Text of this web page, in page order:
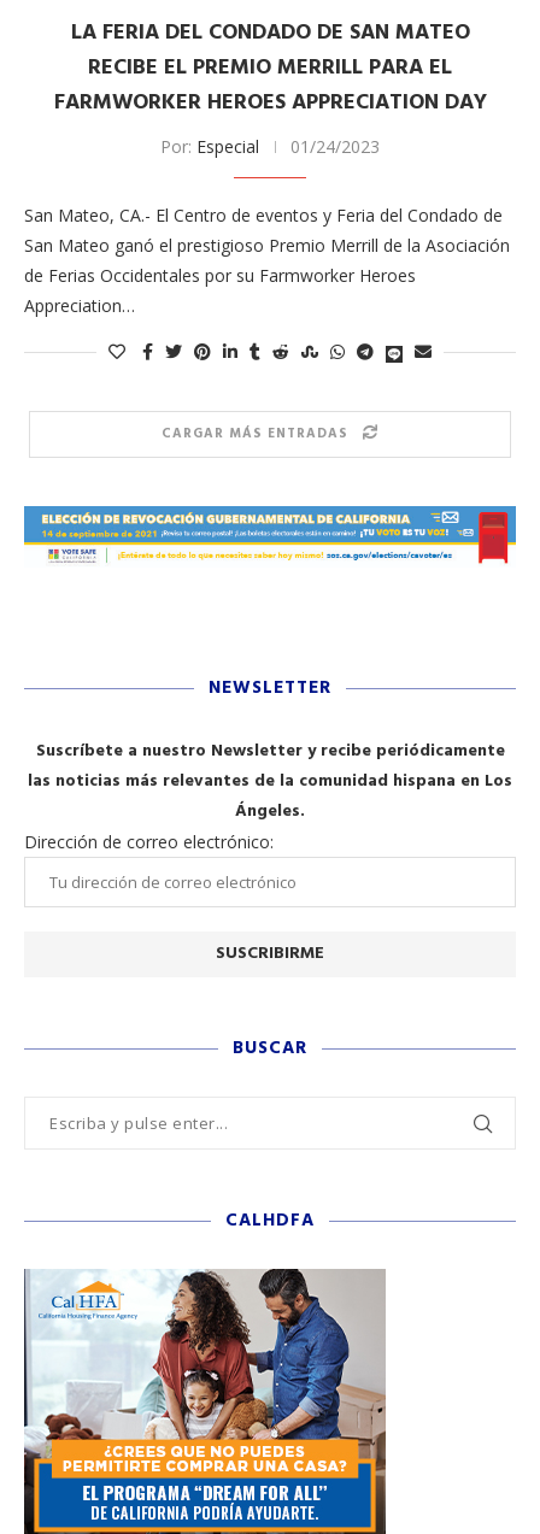
LA FERIA DEL CONDADO DE SAN MATEO
RECIBE EL PREMIO MERRILL PARA EL
FARMWORKER HEROES APPRECIATION DAY
Por: Especial 01/24/2023
San Mateo, CA.- El Centro de eventos y Feria del Condado de
San Mateo ganó el prestigioso Premio Merrill de la Asociación
de Ferias Occidentales por su Farmworker Heroes
Appreciation…
CARGAR MÁS ENTRADAS
NEWSLETTER
Suscríbete a nuestro Newsletter y recibe periódicamente
las noticias más relevantes de la comunidad hispana en Los
Ángeles.
Dirección de correo electrónico:
BUSCAR
CALHDFA